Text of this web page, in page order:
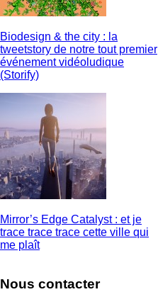
Biodesign & the city : la
tweetstory de notre tout premier
événement vidéoludique
(Storify)
Mirror’s Edge Catalyst : et je
trace trace trace cette ville qui
me plaît
Nous contacter